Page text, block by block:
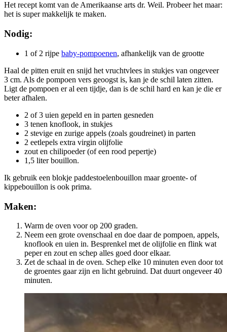
Het recept komt van de Amerikaanse arts dr. Weil. Probeer het maar:
het is super makkelijk te maken.
Nodig:
1 of 2 rijpe baby-pompoenen, afhankelijk van de grootte
Haal de pitten eruit en snijd het vruchtvlees in stukjes van ongeveer
3 cm. Als de pompoen vers geoogst is, kan je de schil laten zitten.
Ligt de pompoen er al een tijdje, dan is de schil hard en kan je die er
beter afhalen.
2 of 3 uien gepeld en in parten gesneden
3 tenen knoflook, in stukjes
2 stevige en zurige appels (zoals goudreinet) in parten
2 eetlepels extra virgin olijfolie
zout en chilipoeder (of een rood pepertje)
1,5 liter bouillon.
Ik gebruik een blokje paddestoelenbouillon maar groente- of
kippebouillon is ook prima.
Maken:
Warm de oven voor op 200 graden.
Neem een grote ovenschaal en doe daar de pompoen, appels,
knoflook en uien in. Besprenkel met de olijfolie en flink wat
peper en zout en schep alles goed door elkaar.
Zet de schaal in de oven. Schep elke 10 minuten even door tot
de groentes gaar zijn en licht gebruind. Dat duurt ongeveer 40
minuten.